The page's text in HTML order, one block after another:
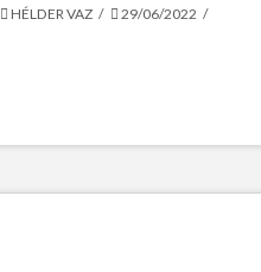
HÉLDER VAZ 29/06/2022